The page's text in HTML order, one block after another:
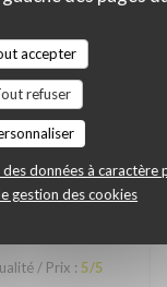
accepter
refuser
données à caractère
gestion des cookies
.
/ Prix : 5/5